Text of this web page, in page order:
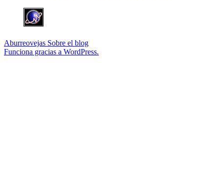
Aburreovejas Sobre el blog
Funciona gracias a WordPress.